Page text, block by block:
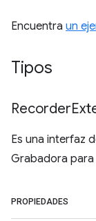
Encuentra un
Tipos
Recorder
Es una interfaz
Grabadora
PROPIEDADES